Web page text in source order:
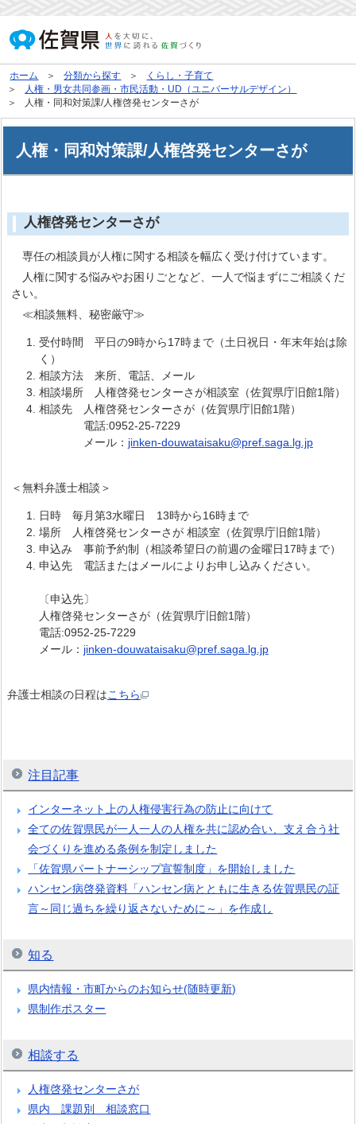
ホーム 分類から探す
くらし・子育て
人権・男女共同参画・市民活動・UD（ユニバーサルデザイン）
人権・同和対策課/人権啓発センターさが
人権・同和対策課/人権啓発センターさが
人権啓発センターさが
専任の相談員が人権に関する相談を幅広く受け付けています。
人権に関する悩みやお困りごとなど、一人で悩まずにご相談くだ
さい。
≪相談無料、秘密厳守≫
受付時間 平日の9時から17時まで（土日祝日・年末年始は除
く）
相談方法 来所、電話、メール
相談場所 人権啓発センターさが相談室（佐賀県庁旧館1階）
相談先 人権啓発センターさが（佐賀県庁旧館1階）
電話:0952-25-7229
メール： jinken-douwataisaku@pref.saga.lg.jp
＜無料弁護士相談＞
日時 毎月第3水曜日 13時から16時まで
場所 人権啓発センターさが 相談室（佐賀県庁旧館1階）
申込み 事前予約制（相談希望日の前週の金曜日17時まで）
申込先 電話またはメールによりお申し込みください。
〔申込先〕
人権啓発センターさが（佐賀県庁旧館1階）
電話:0952-25-7229
メール： jinken-douwataisaku@pref.saga.lg.jp
弁護士相談の日程はこちら
注目記事
インターネット上の人権侵害行為の防止に向けて
全ての佐賀県民が一人一人の人権を共に認め合い、支え合う社
会づくりを進める条例を制定しました
「佐賀県パートナーシップ宣誓制度」を開始しました
ハンセン病啓発資料「ハンセン病とともに生きる佐賀県民の証
言～同じ過ちを繰り返さないために～」を作成し
知る
県内情報・市町からのお知らせ(随時更新)
県制作ポスター
相談する
人権啓発センターさが
県内 課題別 相談窓口